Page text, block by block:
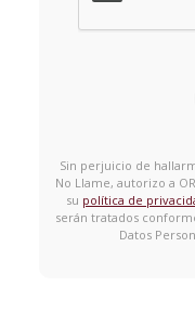
Sin perjuicio de
No Llame, autorizo a
su política de
serán tratados
Datos